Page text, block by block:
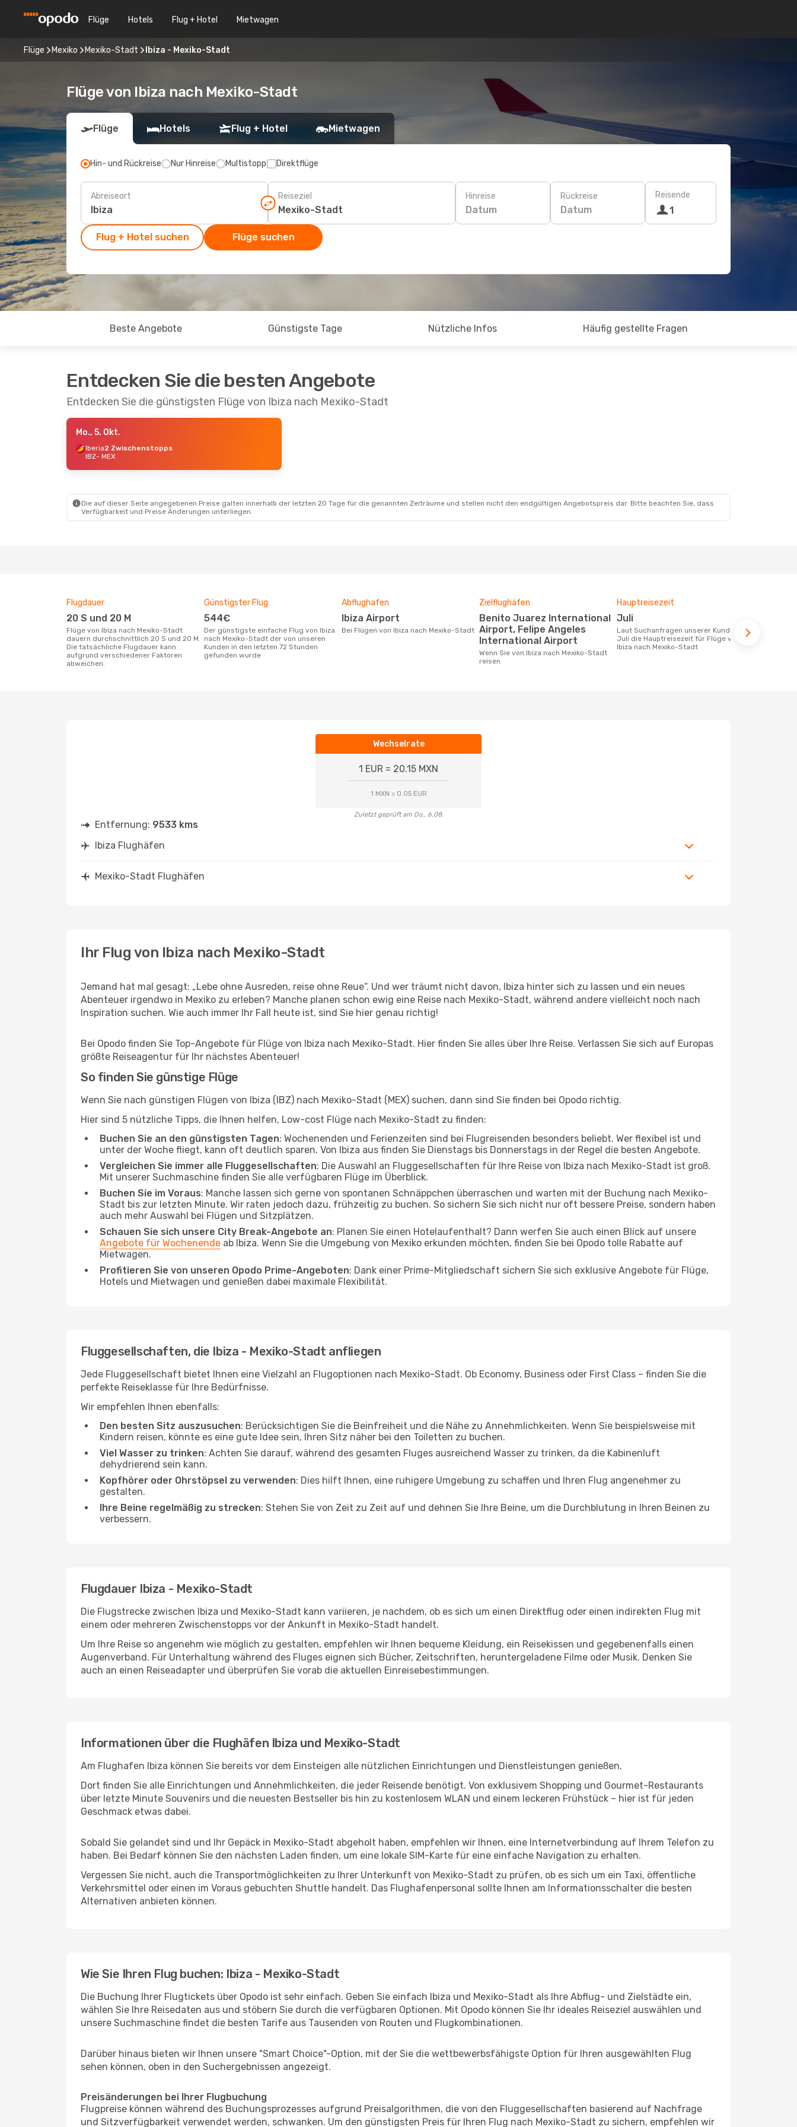
Flüge Hotels Flug + Hotel Mietwagen
Flüge Mexiko Mexiko-Stadt Ibiza - Mexiko-Stadt
Flüge von Ibiza nach Mexiko-Stadt
Flüge Hotels Flug + Hotel Mietwagen
Hin- und Rückreise Nur Hinreise Multistopp Direktflüge
Abreiseort Reiseziel Hinreise
Datum
Rückreise
Datum
Reisende
1
Flug + Hotel suchen Flüge suchen
Beste Angebote Günstigste Tage Nützliche Infos Häufig gestellte Fragen
Entdecken Sie die besten Angebote
Entdecken Sie die günstigsten Flüge von Ibiza nach Mexiko-Stadt
Mo., 5. Okt.
Iberia2 Zwischenstopps
IBZ- MEX
Die auf dieser Seite angegebenen Preise galten innerhalb der letzten 20 Tage für die genannten Zeiträume und stellen nicht den endgültigen Angebotspreis dar. Bitte beachten Sie, dass
Verfügbarkeit und Preise Änderungen unterliegen.
Flugdauer
20 S und 20 M
Flüge von Ibiza nach Mexiko-Stadt
dauern durchschnittlich 20 S und 20 M.
Die tatsächliche Flugdauer kann
aufgrund verschiedener Faktoren
abweichen.
Günstigster Flug
544€
Der günstigste einfache Flug von Ibiza
nach Mexiko-Stadt der von unseren
Kunden in den letzten 72 Stunden
gefunden wurde
Abflughafen
Ibiza Airport
Bei Flügen von Ibiza nach Mexiko-Stadt
Zielflughäfen
Benito Juarez International
Airport, Felipe Angeles
International Airport
Wenn Sie von Ibiza nach Mexiko-Stadt
reisen
Hauptreisezeit
Juli
Laut Suchanfragen unserer Kunden ist
Juli die Hauptreisezeit für Flüge von
Ibiza nach Mexiko-Stadt
Wechselrate
1 EUR = 20.15 MXN
1 MXN = 0.05 EUR
Zuletzt geprüft am Do., 6.08.
Entfernung: 9533 kms
Ibiza Flughäfen
Mexiko-Stadt Flughäfen
Ihr Flug von Ibiza nach Mexiko-Stadt
Jemand hat mal gesagt: „Lebe ohne Ausreden, reise ohne Reue“. Und wer träumt nicht davon, Ibiza hinter sich zu lassen und ein neues
Abenteuer irgendwo in Mexiko zu erleben? Manche planen schon ewig eine Reise nach Mexiko-Stadt, während andere vielleicht noch nach
Inspiration suchen. Wie auch immer Ihr Fall heute ist, sind Sie hier genau richtig!
Bei Opodo finden Sie Top-Angebote für Flüge von Ibiza nach Mexiko-Stadt. Hier finden Sie alles über Ihre Reise. Verlassen Sie sich auf Europas
größte Reiseagentur für Ihr nächstes Abenteuer!
So finden Sie günstige Flüge
Wenn Sie nach günstigen Flügen von Ibiza (IBZ) nach Mexiko-Stadt (MEX) suchen, dann sind Sie finden bei Opodo richtig.
Hier sind 5 nützliche Tipps, die Ihnen helfen, Low-cost Flüge nach Mexiko-Stadt zu finden:
Buchen Sie an den günstigsten Tagen: Wochenenden und Ferienzeiten sind bei Flugreisenden besonders beliebt. Wer flexibel ist und
unter der Woche fliegt, kann oft deutlich sparen. Von Ibiza aus finden Sie Dienstags bis Donnerstags in der Regel die besten Angebote.
Vergleichen Sie immer alle Fluggesellschaften: Die Auswahl an Fluggesellschaften für Ihre Reise von Ibiza nach Mexiko-Stadt ist groß.
Mit unserer Suchmaschine finden Sie alle verfügbaren Flüge im Überblick.
Buchen Sie im Voraus: Manche lassen sich gerne von spontanen Schnäppchen überraschen und warten mit der Buchung nach Mexiko-
Stadt bis zur letzten Minute. Wir raten jedoch dazu, frühzeitig zu buchen. So sichern Sie sich nicht nur oft bessere Preise, sondern haben
auch mehr Auswahl bei Flügen und Sitzplätzen.
Schauen Sie sich unsere City Break-Angebote an: Planen Sie einen Hotelaufenthalt? Dann werfen Sie auch einen Blick auf unsere
Angebote für Wochenende ab Ibiza. Wenn Sie die Umgebung von Mexiko erkunden möchten, finden Sie bei Opodo tolle Rabatte auf
Mietwagen.
Profitieren Sie von unseren Opodo Prime-Angeboten: Dank einer Prime-Mitgliedschaft sichern Sie sich exklusive Angebote für Flüge,
Hotels und Mietwagen und genießen dabei maximale Flexibilität.
Fluggesellschaften, die Ibiza - Mexiko-Stadt anfliegen
Jede Fluggesellschaft bietet Ihnen eine Vielzahl an Flugoptionen nach Mexiko-Stadt. Ob Economy, Business oder First Class – finden Sie die
perfekte Reiseklasse für Ihre Bedürfnisse.
Wir empfehlen Ihnen ebenfalls:
Den besten Sitz auszusuchen: Berücksichtigen Sie die Beinfreiheit und die Nähe zu Annehmlichkeiten. Wenn Sie beispielsweise mit
Kindern reisen, könnte es eine gute Idee sein, Ihren Sitz näher bei den Toiletten zu buchen.
Viel Wasser zu trinken: Achten Sie darauf, während des gesamten Fluges ausreichend Wasser zu trinken, da die Kabinenluft
dehydrierend sein kann.
Kopfhörer oder Ohrstöpsel zu verwenden: Dies hilft Ihnen, eine ruhigere Umgebung zu schaffen und Ihren Flug angenehmer zu
gestalten.
Ihre Beine regelmäßig zu strecken: Stehen Sie von Zeit zu Zeit auf und dehnen Sie Ihre Beine, um die Durchblutung in Ihren Beinen zu
verbessern.
Flugdauer Ibiza - Mexiko-Stadt
Die Flugstrecke zwischen Ibiza und Mexiko-Stadt kann variieren, je nachdem, ob es sich um einen Direktflug oder einen indirekten Flug mit
einem oder mehreren Zwischenstopps vor der Ankunft in Mexiko-Stadt handelt.
Um Ihre Reise so angenehm wie möglich zu gestalten, empfehlen wir Ihnen bequeme Kleidung, ein Reisekissen und gegebenenfalls einen
Augenverband. Für Unterhaltung während des Fluges eignen sich Bücher, Zeitschriften, heruntergeladene Filme oder Musik. Denken Sie
auch an einen Reiseadapter und überprüfen Sie vorab die aktuellen Einreisebestimmungen.
Informationen über die Flughäfen Ibiza und Mexiko-Stadt
Am Flughafen Ibiza können Sie bereits vor dem Einsteigen alle nützlichen Einrichtungen und Dienstleistungen genießen.
Dort finden Sie alle Einrichtungen und Annehmlichkeiten, die jeder Reisende benötigt. Von exklusivem Shopping und Gourmet-Restaurants
über letzte Minute Souvenirs und die neuesten Bestseller bis hin zu kostenlosem WLAN und einem leckeren Frühstück – hier ist für jeden
Geschmack etwas dabei.
Sobald Sie gelandet sind und Ihr Gepäck in Mexiko-Stadt abgeholt haben, empfehlen wir Ihnen, eine Internetverbindung auf Ihrem Telefon zu
haben. Bei Bedarf können Sie den nächsten Laden finden, um eine lokale SIM-Karte für eine einfache Navigation zu erhalten.
Vergessen Sie nicht, auch die Transportmöglichkeiten zu Ihrer Unterkunft von Mexiko-Stadt zu prüfen, ob es sich um ein Taxi, öffentliche
Verkehrsmittel oder einen im Voraus gebuchten Shuttle handelt. Das Flughafenpersonal sollte Ihnen am Informationsschalter die besten
Alternativen anbieten können.
Wie Sie Ihren Flug buchen: Ibiza - Mexiko-Stadt
Die Buchung Ihrer Flugtickets über Opodo ist sehr einfach. Geben Sie einfach Ibiza und Mexiko-Stadt als Ihre Abflug- und Zielstädte ein,
wählen Sie Ihre Reisedaten aus und stöbern Sie durch die verfügbaren Optionen. Mit Opodo können Sie Ihr ideales Reiseziel auswählen und
unsere Suchmaschine findet die besten Tarife aus Tausenden von Routen und Flugkombinationen.
Darüber hinaus bieten wir Ihnen unsere "Smart Choice"-Option, mit der Sie die wettbewerbsfähigste Option für Ihren ausgewählten Flug
sehen können, oben in den Suchergebnissen angezeigt.
Preisänderungen bei Ihrer Flugbuchung
Flugpreise können während des Buchungsprozesses aufgrund Preisalgorithmen, die von den Fluggesellschaften basierend auf Nachfrage
und Sitzverfügbarkeit verwendet werden, schwanken. Um den günstigsten Preis für Ihren Flug nach Mexiko-Stadt zu sichern, empfehlen wir